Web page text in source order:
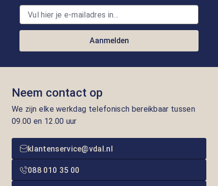
Aanmelden
Neem contact op
We zijn elke werkdag telefonisch bereikbaar tussen
09.00 en 12.00 uur
klantenservice@vdal.nl
088 010 35 00